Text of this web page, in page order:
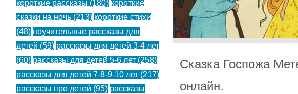
Сказка Госпожа
онлайн.
короткие рассказы (180) короткие
сказки на ночь (213) короткие стихи
(48) поучительные рассказы для
детей (59) рассказы для детей 3-4 лет
(60) рассказы для детей 5-6 лет (258)
рассказы для детей 7-8-9-10 лет (217)
рассказы про детей (95) рассказы